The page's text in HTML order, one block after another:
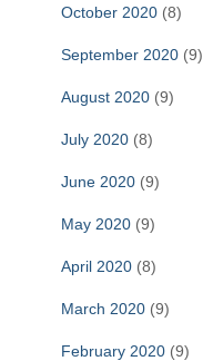
October 2020 (8)
September 2020 (9)
August 2020 (9)
July 2020 (8)
June 2020 (9)
May 2020 (9)
April 2020 (8)
March 2020 (9)
February 2020 (9)